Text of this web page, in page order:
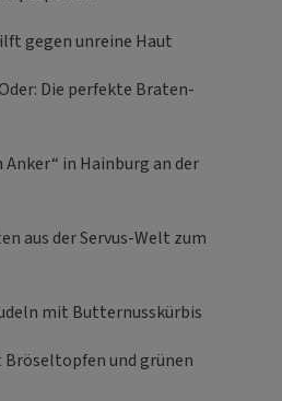
gegen unreine Haut
Die perfekte Braten-
Anker“ in Hainburg an der
aus der Servus-Welt zum
mit Butternusskürbis
und grünen